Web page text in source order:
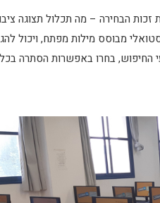
הבחירה – מה תכלול תצוגה
מבוסס מילות מפתח, ויכול
החיפוש, בחרו באפשרות הסתרה